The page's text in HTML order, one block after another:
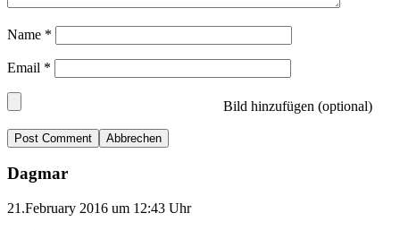
Name *
Email *
Bild hinzufügen (optional)
Abbrechen
Dagmar
21.February 2016 um 12:43 Uhr